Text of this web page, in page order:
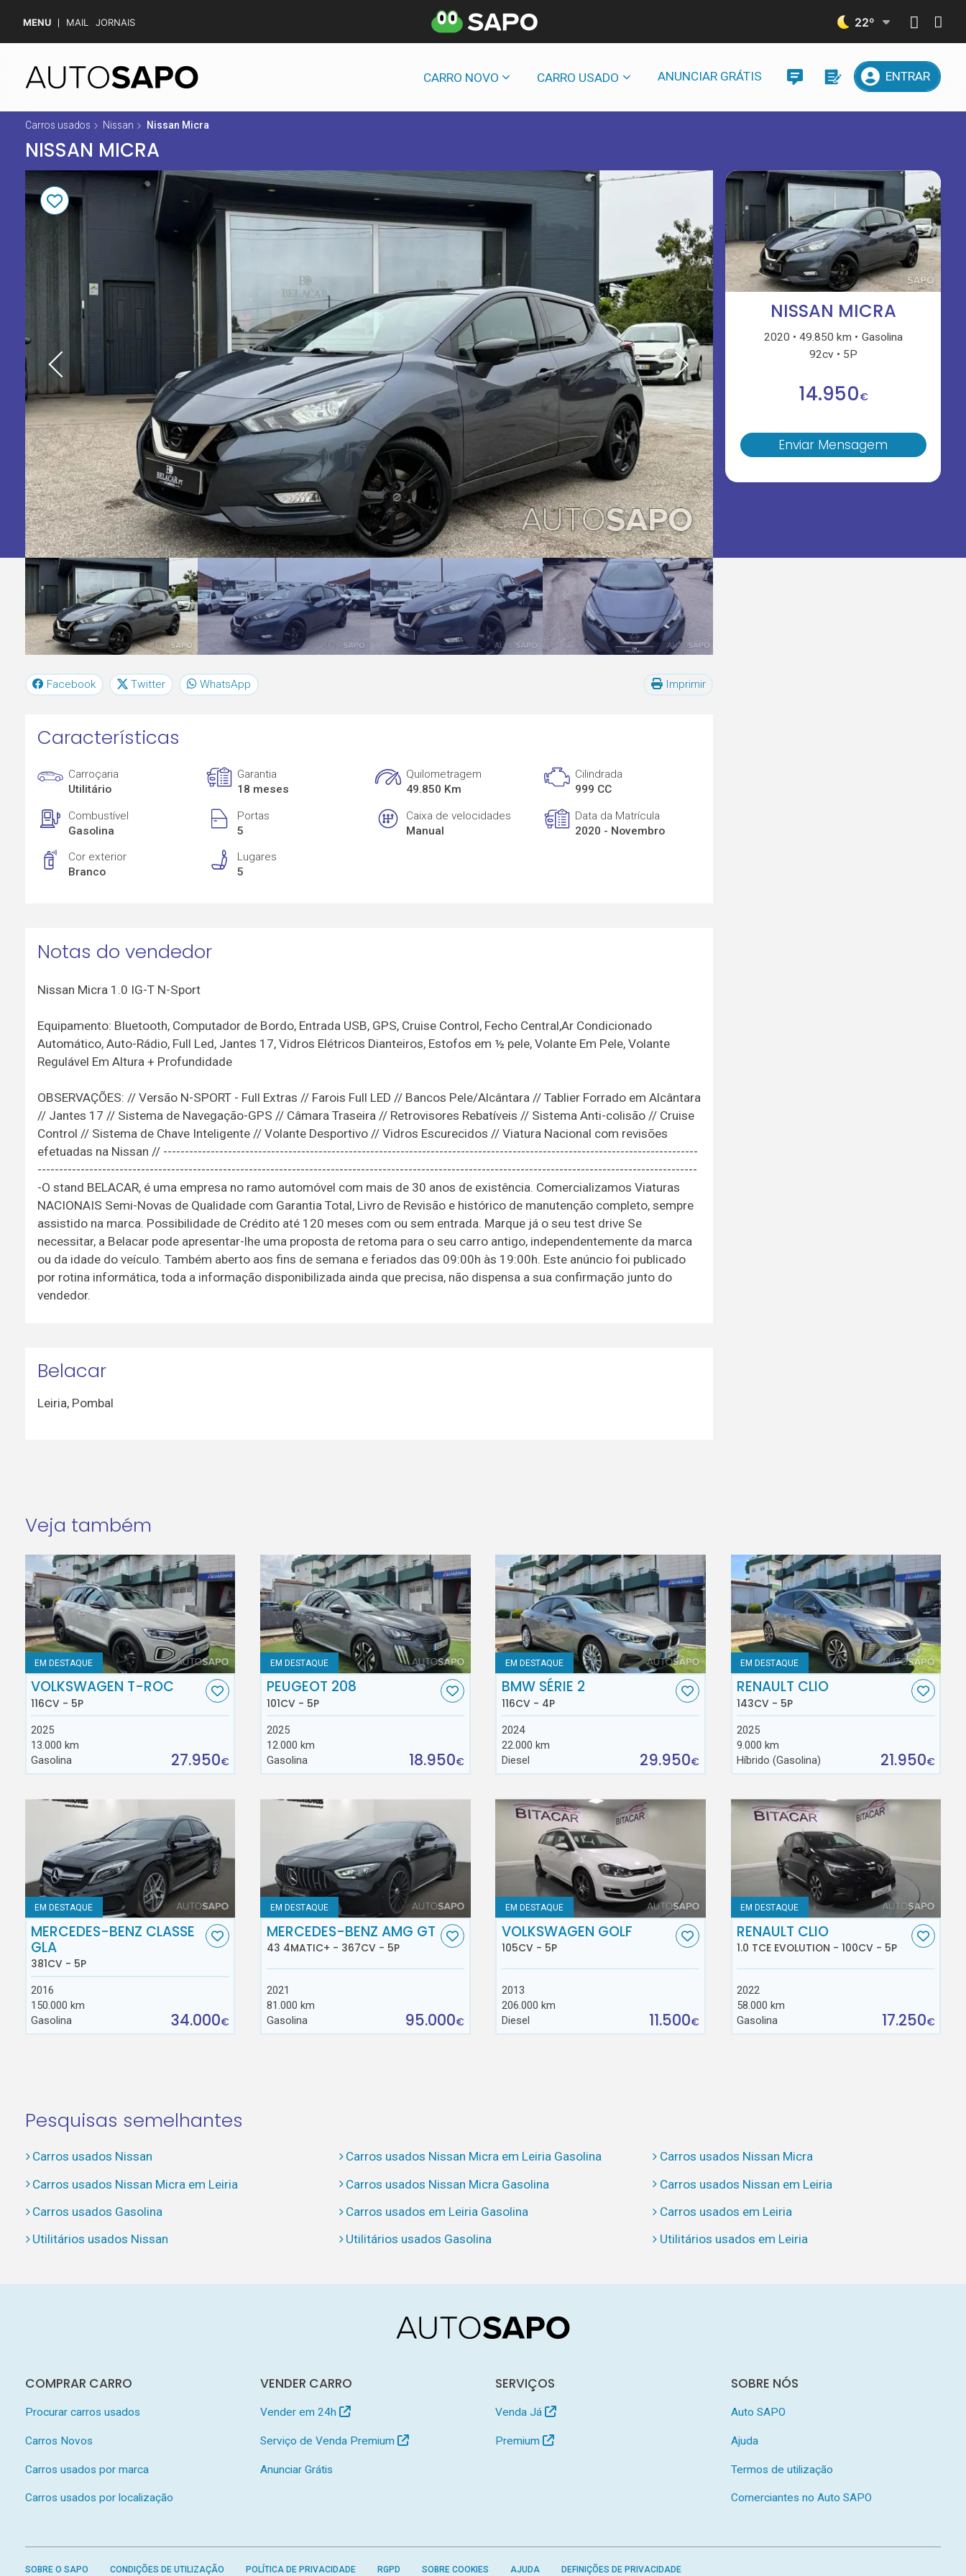
MENU MAIL JORNAIS 22º
CARRO NOVO CARRO USADO ANUNCIAR GRÁTIS ENTRAR
Carros usados Nissan Nissan Micra
NISSAN MICRA
NISSAN MICRA
2020 49.850 km
Gasolina
92cv
5P
14.950€
Enviar Mensagem
Facebook Twitter WhatsApp Imprimir
Características
Carroçaria
Utilitário
Garantia
18 meses
Quilometragem
49.850 Km
Cilindrada
999 CC
Combustível
Gasolina
Portas
5
Caixa de velocidades
Manual
Data da Matrícula
2020 - Novembro
Cor exterior
Branco
Lugares
5
Notas do vendedor
Nissan Micra 1.0 IG-T N-Sport
Equipamento: Bluetooth, Computador de Bordo, Entrada USB, GPS, Cruise Control, Fecho Central,Ar Condicionado
Automático, Auto-Rádio, Full Led, Jantes 17, Vidros Elétricos Dianteiros, Estofos em ½ pele, Volante Em Pele, Volante
Regulável Em Altura + Profundidade
OBSERVAÇÕES: // Versão N-SPORT - Full Extras // Farois Full LED // Bancos Pele/Alcântara // Tablier Forrado em Alcântara
// Jantes 17 // Sistema de Navegação-GPS // Câmara Traseira // Retrovisores Rebatíveis // Sistema Anti-colisão // Cruise
Control // Sistema de Chave Inteligente // Volante Desportivo // Vidros Escurecidos // Viatura Nacional com revisões
efetuadas na Nissan // ----------------------------------------------------------------------------------------------------------------------------
---------------------------------------------------------------------------------------------------------------------------------------------------------
-O stand BELACAR, é uma empresa no ramo automóvel com mais de 30 anos de existência. Comercializamos Viaturas
NACIONAIS Semi-Novas de Qualidade com Garantia Total, Livro de Revisão e histórico de manutenção completo, sempre
assistido na marca. Possibilidade de Crédito até 120 meses com ou sem entrada. Marque já o seu test drive Se
necessitar, a Belacar pode apresentar-lhe uma proposta de retoma para o seu carro antigo, independentemente da marca
ou da idade do veículo. Também aberto aos fins de semana e feriados das 09:00h às 19:00h. Este anúncio foi publicado
por rotina informática, toda a informação disponibilizada ainda que precisa, não dispensa a sua confirmação junto do
vendedor.
Belacar
Leiria, Pombal
Veja também
EM DESTAQUE
VOLKSWAGEN T-ROC
116CV - 5P
2025
13.000 km
Gasolina
27.950€
EM DESTAQUE
PEUGEOT 208
101CV - 5P
2025
12.000 km
Gasolina
18.950€
EM DESTAQUE
BMW SÉRIE 2
116CV - 4P
2024
22.000 km
Diesel
29.950€
EM DESTAQUE
RENAULT CLIO
143CV - 5P
2025
9.000 km
Híbrido (Gasolina)
21.950€
EM DESTAQUE
MERCEDES-BENZ CLASSE
GLA
381CV - 5P
2016
150.000 km
Gasolina
34.000€
EM DESTAQUE
MERCEDES-BENZ AMG GT
43 4MATIC+ - 367CV - 5P
2021
81.000 km
Gasolina
95.000€
EM DESTAQUE
VOLKSWAGEN GOLF
105CV - 5P
2013
206.000 km
Diesel
11.500€
EM DESTAQUE
RENAULT CLIO
1.0 TCE EVOLUTION - 100CV - 5P
2022
58.000 km
Gasolina
17.250€
Pesquisas semelhantes
Carros usados Nissan Carros usados Nissan Micra em Leiria Gasolina
Carros usados Nissan Micra
Carros usados Nissan Micra em Leiria
Carros usados Nissan Micra Gasolina
Carros usados Nissan em Leiria
Carros usados Gasolina
Carros usados em Leiria Gasolina
Carros usados em Leiria
Utilitários usados Nissan
Utilitários usados Gasolina Utilitários usados em Leiria
COMPRAR CARRO
Procurar carros usados
Carros Novos
Carros usados por marca
Carros usados por localização
VENDER CARRO
Vender em 24h
Serviço de Venda Premium
Anunciar Grátis
SERVIÇOS
Venda Já
Premium
SOBRE NÓS
Auto SAPO
Ajuda
Termos de utilização
Comerciantes no Auto SAPO
SOBRE O SAPO CONDIÇÕES DE UTILIZAÇÃO POLÍTICA DE PRIVACIDADE RGPD SOBRE COOKIES AJUDA DEFINIÇÕES DE PRIVACIDADE